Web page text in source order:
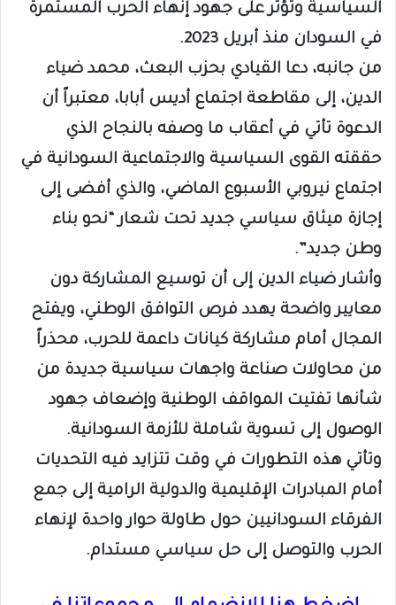
السياسية وتؤثر على جهود إنهاء الحرب المستمرة
في السودان منذ أبريل 2023.
من جانبه، دعا القيادي بحزب البعث، محمد ضياء
الدين، إلى مقاطعة اجتماع أديس أبابا، معتبراً أن
الدعوة تأتي في أعقاب ما وصفه بالنجاح الذي
حققته القوى السياسية والاجتماعية السودانية في
اجتماع نيروبي الأسبوع الماضي، والذي أفضى إلى
إجازة ميثاق سياسي جديد تحت شعار “نحو بناء
وطن جديد”.
وأشار ضياء الدين إلى أن توسيع المشاركة دون
معايير واضحة يهدد فرص التوافق الوطني، ويفتح
المجال أمام مشاركة كيانات داعمة للحرب، محذراً
من محاولات صناعة واجهات سياسية جديدة من
شأنها تفتيت المواقف الوطنية وإضعاف جهود
الوصول إلى تسوية شاملة للأزمة السودانية.
وتأتي هذه التطورات في وقت تتزايد فيه التحديات
أمام المبادرات الإقليمية والدولية الرامية إلى جمع
الفرقاء السودانيين حول طاولة حوار واحدة لإنهاء
الحرب والتوصل إلى حل سياسي مستدام.